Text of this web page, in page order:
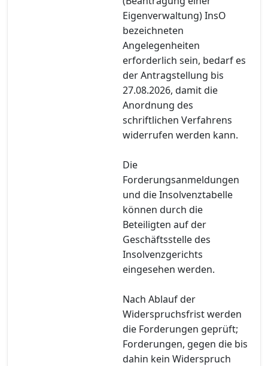
Eigenverwaltung) InsO
bezeichneten
Angelegenheiten
erforderlich sein, bedarf es
der Antragstellung bis
27.08.2026, damit die
Anordnung des
schriftlichen Verfahrens
widerrufen werden kann.
Die
Forderungsanmeldungen
und die Insolvenztabelle
können durch die
Beteiligten auf der
Geschäftsstelle des
Insolvenzgerichts
eingesehen werden.
Nach Ablauf der
Widerspruchsfrist werden
die Forderungen geprüft;
Forderungen, gegen die bis
dahin kein Widerspruch